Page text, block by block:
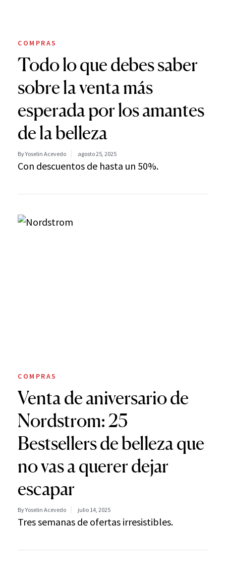
COMPRAS
Todo lo que debes saber
sobre la venta más
esperada por los amantes
de la belleza
By Yoselin Acevedo agosto 25, 2025
Con descuentos de hasta un 50%.
COMPRAS
Venta de aniversario de
Nordstrom: 25
Bestsellers de belleza que
no vas a querer dejar
escapar
By Yoselin Acevedo julio 14, 2025
Tres semanas de ofertas irresistibles.